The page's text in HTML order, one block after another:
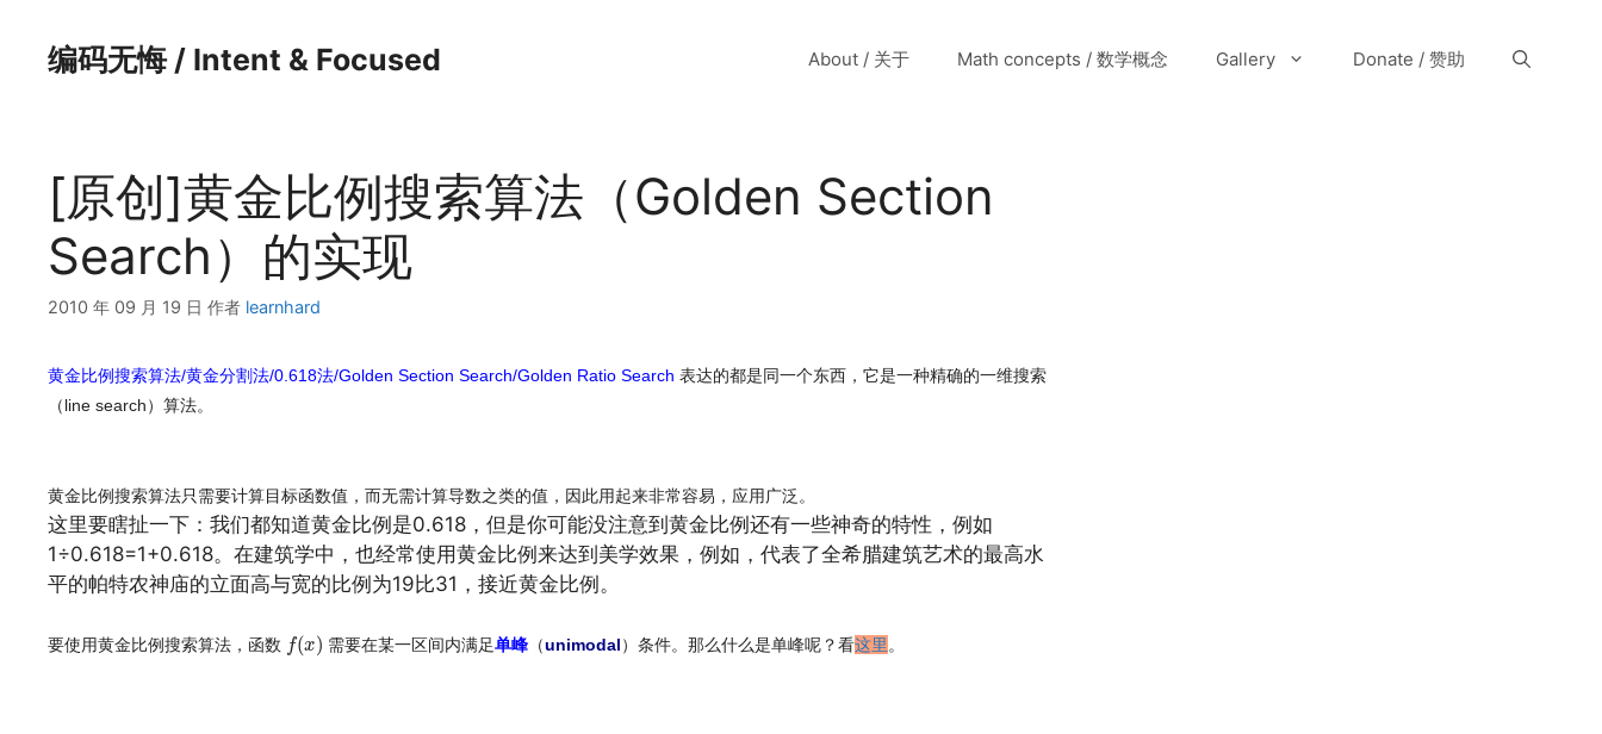
编码无悔 / Intent & Focused About / 关于 Math concepts / 数学概念 Gallery Donate / 赞助
[原创]黄金比例搜索算法（Golden Section
Search）的实现
2010 年 09 月 19 日 作者 learnhard
黄金比例搜索算法/黄金分割法/0.618法/Golden Section Search/Golden Ratio Search 表达的都是同一个东西，它是一种精确的一维搜索
（line search）算法。
黄金比例搜索算法只需要计算目标函数值，而无需计算导数之类的值，因此用起来非常容易，应用广泛。
这里要瞎扯一下：我们都知道黄金比例是0.618，但是你可能没注意到黄金比例还有一些神奇的特性，例如
1÷0.618=1+0.618。在建筑学中，也经常使用黄金比例来达到美学效果，例如，代表了全希腊建筑艺术的最高水
平的帕特农神庙的立面高与宽的比例为19比31，接近黄金比例。
要使用黄金比例搜索算法，函数 f(x)
(x 需要在某一区间内满足单峰（unimodal）条件。那么什么是单峰呢？看这里。